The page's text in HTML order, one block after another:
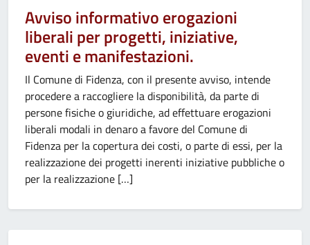
Avviso informativo erogazioni
liberali per progetti, iniziative,
eventi e manifestazioni.
Il Comune di Fidenza, con il presente avviso, intende
procedere a raccogliere la disponibilità, da parte di
persone fisiche o giuridiche, ad effettuare erogazioni
liberali modali in denaro a favore del Comune di
Fidenza per la copertura dei costi, o parte di essi, per la
realizzazione dei progetti inerenti iniziative pubbliche o
per la realizzazione […]